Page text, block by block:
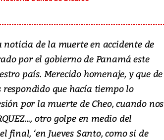
de la muerte en accidente de
por el gobierno de Panamá este
país. Merecido homenaje, y que de
que hacía tiempo lo
por la muerte de Cheo, cuando nos
otro golpe en medio del
final, ‘en Jueves Santo, como si de